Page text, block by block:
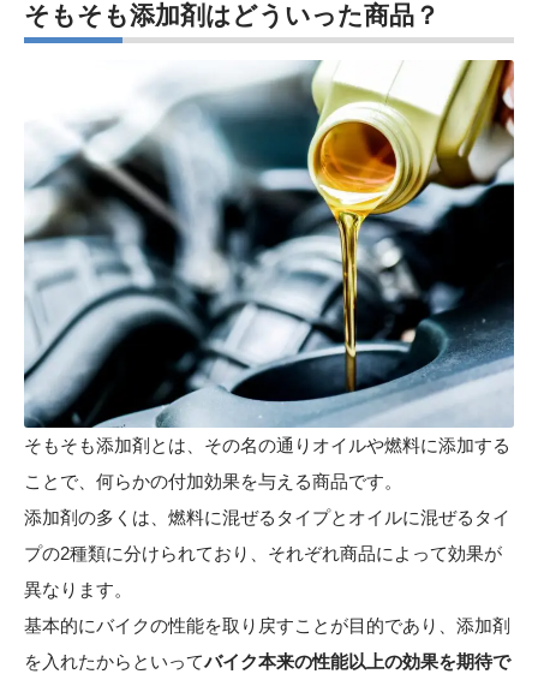
そもそも添加剤はどういった商品？
そもそも添加剤とは、その名の通りオイルや燃料に添加する
ことで、何らかの付加効果を与える商品です。
添加剤の多くは、燃料に混ぜるタイプとオイルに混ぜるタイ
プの2種類に分けられており、それぞれ商品によって効果が
異なります。
基本的にバイクの性能を取り戻すことが目的であり、添加剤
を入れたからといってバイク本来の性能以上の効果を期待で